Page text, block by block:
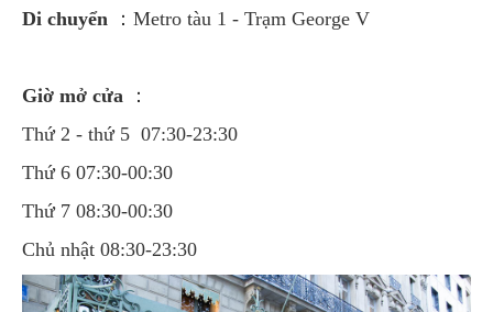
Di chuyển
：Metro tàu 1 - Trạm George V
Giờ mở cửa
：
Thứ 2 - thứ 5 07:30-23:30
Thứ 6 07:30-00:30
Thứ 7 08:30-00:30
Chủ nhật 08:30-23:30